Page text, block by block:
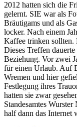
2012 hatten sich die
gelernt. SIE war als
Bräutigams und als
locker. Nach einem
Kaffee trinken
Dieses Treffen
Beziehung. Vor zwei
für einen Urlaub. Auf
Wremen und hier
Festlegung ihres
hatten sie zwar
Standesamtes
half dann das Internet